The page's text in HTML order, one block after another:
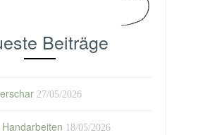
Beiträge
27/05/2026
18/05/2026